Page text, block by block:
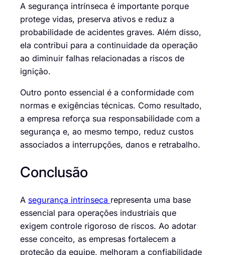
A segurança intrínseca é importante porque
protege vidas, preserva ativos e reduz a
probabilidade de acidentes graves. Além disso,
ela contribui para a continuidade da operação
ao diminuir falhas relacionadas a riscos de
ignição.
Outro ponto essencial é a conformidade com
normas e exigências técnicas. Como resultado,
a empresa reforça sua responsabilidade com a
segurança e, ao mesmo tempo, reduz custos
associados a interrupções, danos e retrabalho.
Conclusão
A segurança intrínseca representa uma base
essencial para operações industriais que
exigem controle rigoroso de riscos. Ao adotar
esse conceito, as empresas fortalecem a
proteção da equipe, melhoram a confiabilidade